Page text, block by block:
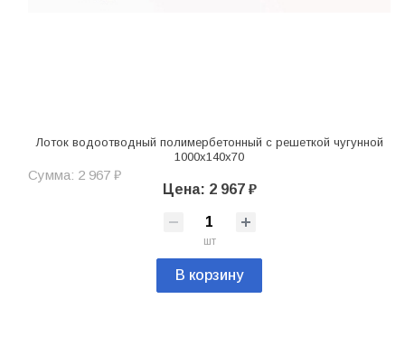
Лоток водоотводный полимербетонный с решеткой чугунной
1000x140x70
Сумма: 2 967 ₽
Цена: 2 967 ₽
шт
В корзину